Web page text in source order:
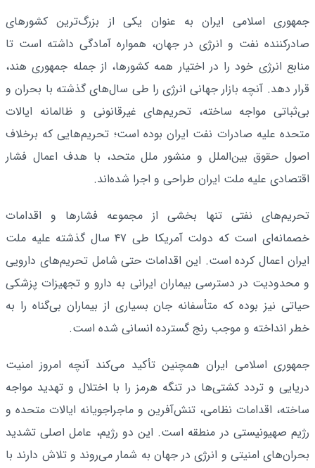
جمهوری اسلامی ایران به عنوان یکی از بزرگ‌ترین کشورهای
صادرکننده نفت و انرژی در جهان، همواره آمادگی داشته است تا
منابع انرژی خود را در اختیار همه کشورها، از جمله جمهوری هند،
قرار دهد. آنچه بازار جهانی انرژی را طی سال‌های گذشته با بحران و
بی‌ثباتی مواجه ساخته، تحریم‌های غیرقانونی و ظالمانه ایالات
متحده علیه صادرات نفت ایران بوده است؛ تحریم‌هایی که برخلاف
اصول حقوق بین‌الملل و منشور ملل متحد، با هدف اعمال فشار
اقتصادی علیه ملت ایران طراحی و اجرا شده‌اند.
تحریم‌های نفتی تنها بخشی از مجموعه فشارها و اقدامات
خصمانه‌ای است که دولت آمریکا طی ۴۷ سال گذشته علیه ملت
ایران اعمال کرده است. این اقدامات حتی شامل تحریم‌های دارویی
و محدودیت در دسترسی بیماران ایرانی به دارو و تجهیزات پزشکی
حیاتی نیز بوده که متأسفانه جان بسیاری از بیماران بی‌گناه را به
خطر انداخته و موجب رنج گسترده انسانی شده است.
جمهوری اسلامی ایران همچنین تأکید می‌کند آنچه امروز امنیت
دریایی و تردد کشتی‌ها در تنگه هرمز را با اختلال و تهدید مواجه
ساخته، اقدامات نظامی، تنش‌آفرین و ماجراجویانه ایالات متحده و
رژیم صهیونیستی در منطقه است. این دو رژیم، عامل اصلی تشدید
بحران‌های امنیتی و انرژی در جهان به شمار می‌روند و تلاش دارند با